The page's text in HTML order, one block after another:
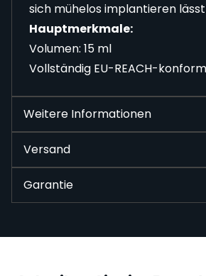
sich mühelos implantieren
Hauptmerkmale:
Volumen: 15 ml
Vollständig EU-REACH-konform
Weitere Informationen
Versand
Garantie